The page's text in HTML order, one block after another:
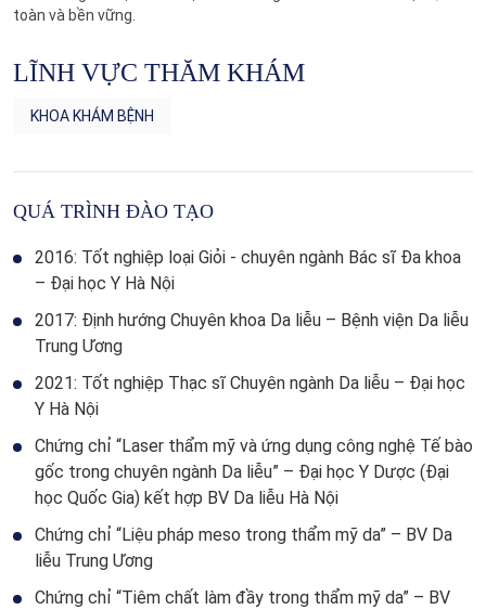
toàn và bền vững.
LĨNH VỰC THĂM KHÁM
KHOA KHÁM BỆNH
QUÁ TRÌNH ĐÀO TẠO
2016: Tốt nghiệp loại Giỏi - chuyên ngành Bác sĩ Đa khoa
– Đại học Y Hà Nội
2017: Định hướng Chuyên khoa Da liễu – Bệnh viện Da liễu
Trung Ương
2021: Tốt nghiệp Thạc sĩ Chuyên ngành Da liễu – Đại học
Y Hà Nội
Chứng chỉ “Laser thẩm mỹ và ứng dụng công nghệ Tế bào
gốc trong chuyên ngành Da liễu” – Đại học Y Dược (Đại
học Quốc Gia) kết hợp BV Da liễu Hà Nội
Chứng chỉ “Liệu pháp meso trong thẩm mỹ da” – BV Da
liễu Trung Ương
Chứng chỉ “Tiêm chất làm đầy trong thẩm mỹ da” – BV